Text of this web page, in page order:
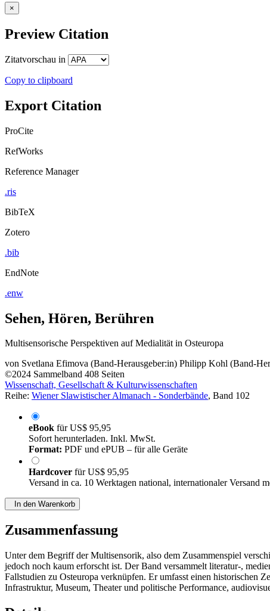
×
Preview Citation
Zitatvorschau in
Copy to clipboard
Export Citation
ProCite
RefWorks
Reference Manager
.ris
BibTeX
Zotero
.bib
EndNote
.enw
Sehen, Hören, Berühren
Multisensorische Perspektiven auf Medialität in Osteuropa
von Svetlana Efimova (Band-Herausgeber:in) Philipp Kohl (Band-
©2024 Sammelband 408 Seiten
Wissenschaft, Gesellschaft & Kulturwissenschaften
Reihe: Wiener Slawistischer Almanach - Sonderbände, Band 102
eBook fürUS$ 95,95
Sofort herunterladen. Inkl. MwSt.
Format: PDF und ePUB – für alle Geräte
Hardcover fürUS$ 95,95
Versand in ca. 10 Werktagen national, internationaler Versand
In den Warenkorb
Zusammenfassung
Unter dem Begriff der Multisensorik, also dem Zusammenspiel
jedoch noch kaum erforscht ist. Der Band versammelt literatur-,
Fallstudien zu Osteuropa verknüpfen. Er umfasst einen historischen
Infrastruktur, Museum, Theater und politische Performance,